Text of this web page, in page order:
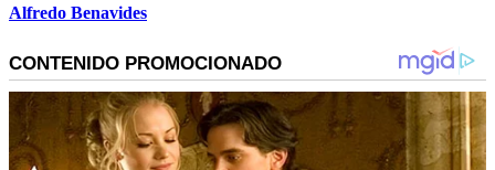
Alfredo Benavides